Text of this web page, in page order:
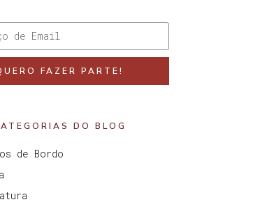
FAZER PARTE!
DO BLOG
de Bordo